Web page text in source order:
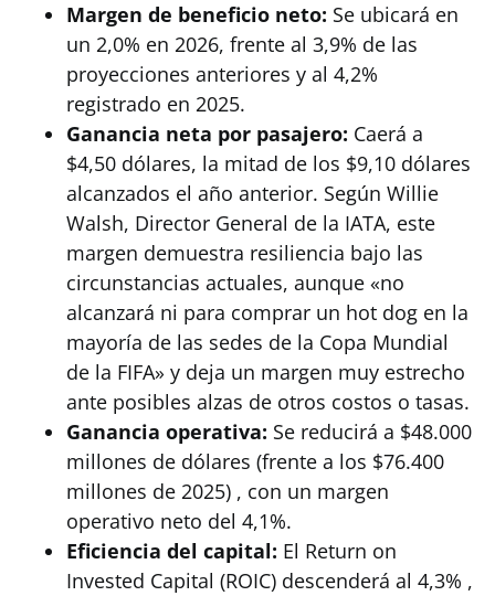
Margen de beneficio neto: Se ubicará en
un 2,0% en 2026, frente al 3,9% de las
proyecciones anteriores y al 4,2%
registrado en 2025.
Ganancia neta por pasajero: Caerá a
$4,50 dólares, la mitad de los $9,10 dólares
alcanzados el año anterior. Según Willie
Walsh, Director General de la IATA, este
margen demuestra resiliencia bajo las
circunstancias actuales, aunque «no
alcanzará ni para comprar un hot dog en la
mayoría de las sedes de la Copa Mundial
de la FIFA» y deja un margen muy estrecho
ante posibles alzas de otros costos o tasas.
Ganancia operativa: Se reducirá a $48.000
millones de dólares (frente a los $76.400
millones de 2025) , con un margen
operativo neto del 4,1%.
Eficiencia del capital: El Return on
Invested Capital (ROIC) descenderá al 4,3% ,